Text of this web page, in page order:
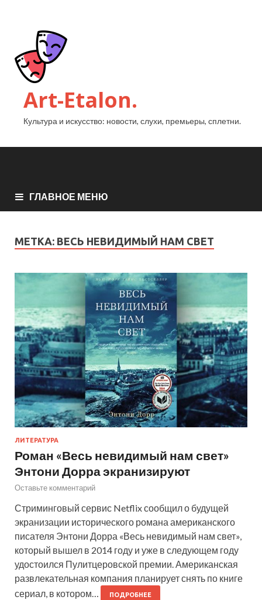
Art-Etalon.
Культура и искусство: новости, слухи, премьеры, сплетни.
ГЛАВНОЕ МЕНЮ
МЕТКА: ВЕСЬ НЕВИДИМЫЙ НАМ СВЕТ
ЛИТЕРАТУРА
Роман «Весь невидимый нам свет»
Энтони Дорра экранизируют
Оставьте комментарий
Стриминговый сервис Netflix сообщил о будущей
экранизации исторического романа американского
писателя Энтони Дорра «Весь невидимый нам свет»,
который вышел в 2014 году и уже в следующем году
удостоился Пулитцеровской премии. Американская
развлекательная компания планирует снять по книге
сериал, в котором…
ПОДРОБНЕЕ